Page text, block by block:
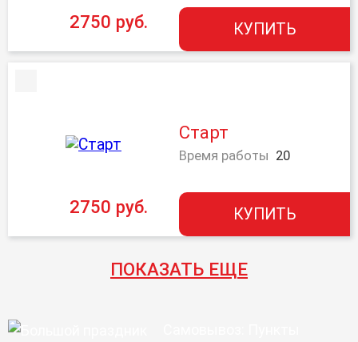
2750 руб. КУПИТЬ
Старт
Время работы 20
2750 руб. КУПИТЬ
ПОКАЗАТЬ ЕЩЕ